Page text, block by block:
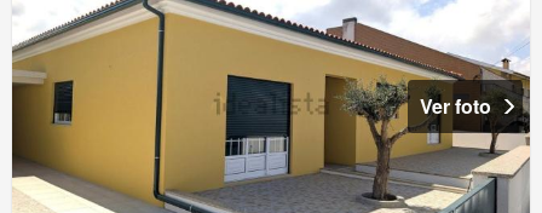
Ver foto